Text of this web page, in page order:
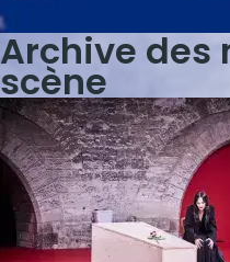
Archive des
scène